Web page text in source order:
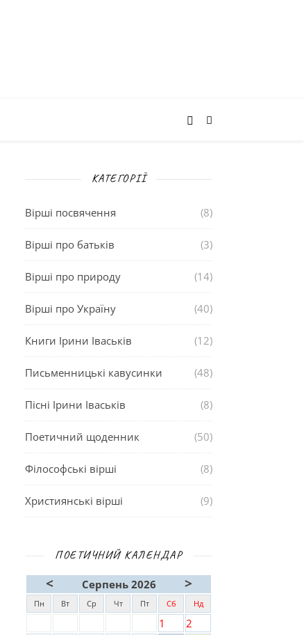
КАТЕГОРІЇ
Вірші посвячення (8)
Вірші про батьків (3)
Вірші про природу (14)
Вірші про Україну (40)
Книги Ірини Іваськів (12)
Письменницькі кавусинки (48)
Пісні Ірини Іваськів (8)
Поетичний щоденник (50)
Філософські вірші (8)
Християнські вірші (9)
ПОЕТИЧНИЙ КАЛЕНДАР
< Серпень 2026 >
Пн Вт Ср Чт Пт Сб Нд
1
2